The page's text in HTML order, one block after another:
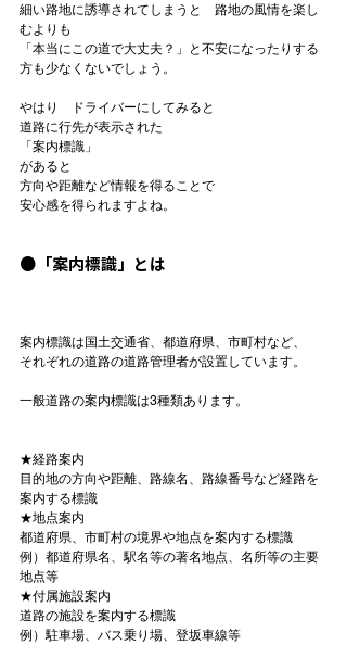
細い路地に誘導されてしまうと　路地の風情を楽し
むよりも
「本当にこの道で大丈夫？」と不安になったりする
方も少なくないでしょう。
やはり　ドライバーにしてみると
道路に行先が表示された
「案内標識」
があると
方向や距離など情報を得ることで
安心感を得られますよね。
●「案内標識」とは
案内標識は国土交通省、都道府県、市町村など、
それぞれの道路の道路管理者が設置しています。
一般道路の案内標識は3種類あります。
★経路案内
目的地の方向や距離、路線名、路線番号など経路を
案内する標識
★地点案内
都道府県、市町村の境界や地点を案内する標識
例）都道府県名、駅名等の著名地点、名所等の主要
地点等
★付属施設案内
道路の施設を案内する標識
例）駐車場、バス乗り場、登坂車線等